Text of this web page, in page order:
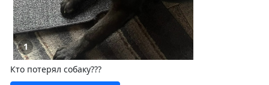
1
Кто потерял собаку???